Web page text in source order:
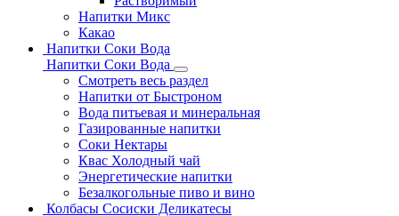
Напитки Микс
Какао
Напитки Соки Вода
Напитки Соки Вода
Смотреть весь раздел
Напитки от Быстроном
Вода питьевая и минеральная
Газированные напитки
Соки Нектары
Квас Холодный чай
Энергетические напитки
Безалкогольные пиво и вино
Колбасы Сосиски Деликатесы